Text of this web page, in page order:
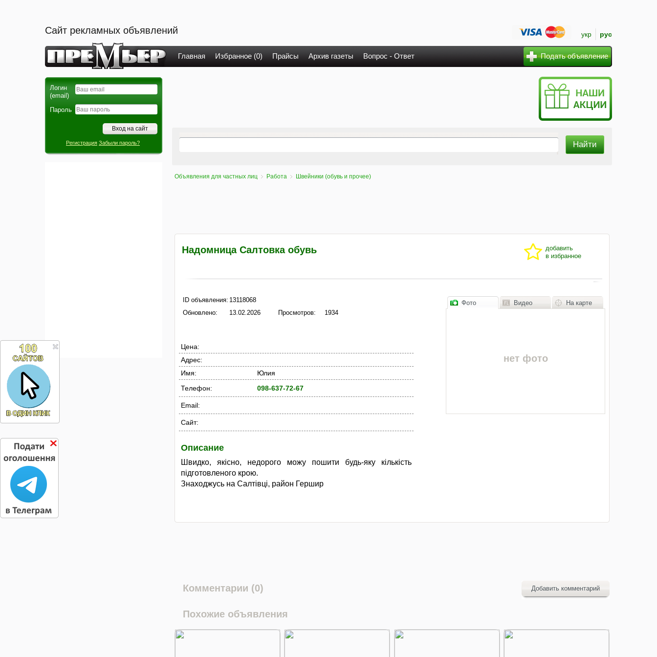
Сайт рекламных объявлений укр рус
Главная Избранное (0) Прайсы Архив газеты Вопрос - Ответ Подать объявление
Логин
(email)
Пароль
Регистрация Забыли пароль?
Объявления для частных лиц Работа Швейники (обувь и прочее)
Надомница Салтовка обувь
добавить
в избранное
ID объявления: 13118068
Обновлено:
13.02.2026 Просмотров: 1934
Цена:
Адрес:
Имя:
Юлия
Телефон:
098-637-72-67
Email:
Сайт:
Описание
Швидко, якісно, ​​недорого можу пошити будь-яку кількість
підготовленого крою.
Знаходжусь на Салтівці, район Гершир
Фото Видео На карте
нет фото
Комментарии (0) Добавить комментарий
Похожие объявления